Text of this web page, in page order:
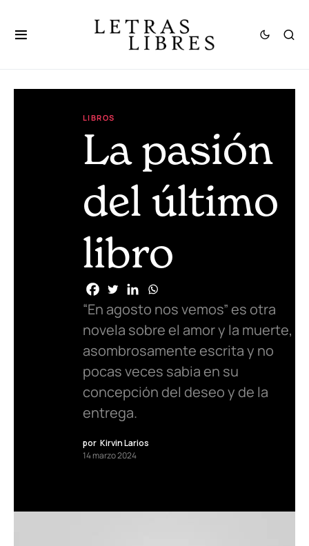
LIBROS
La pasión
del último
libro
“En agosto nos vemos” es otra
novela sobre el amor y la muerte,
asombrosamente escrita y no
pocas veces sabia en su
concepción del deseo y de la
entrega.
por Kirvin Larios
14 marzo 2024